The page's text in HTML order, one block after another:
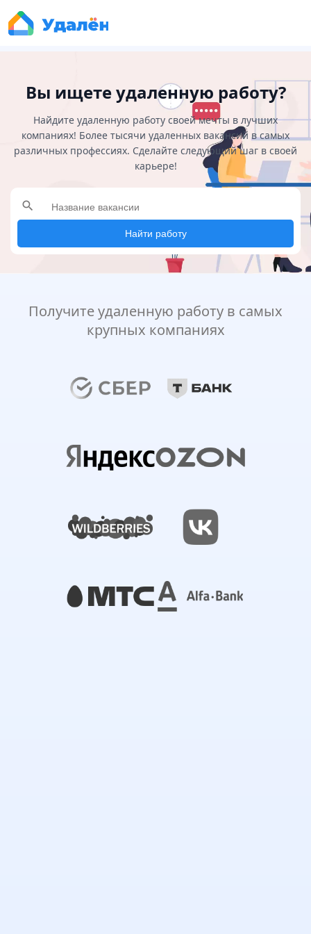
Вы ищете удаленную работу?
Найдите удаленную работу своей мечты в лучших
компаниях! Более тысячи удаленных вакансий в самых
различных профессиях. Сделайте следующий шаг в своей
карьере!
search
Найти работу
Получите удаленную работу в самых
крупных компаниях